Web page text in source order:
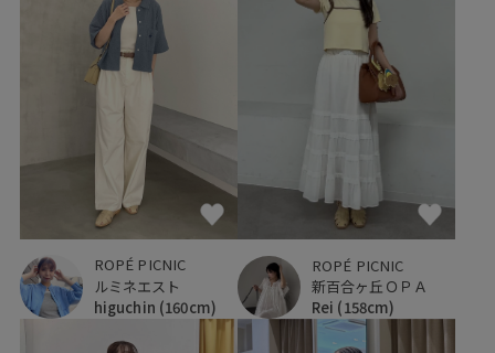
ROPÉ PICNIC
ルミネエスト
higuchin (160cm)
ROPÉ PICNIC
新百合ヶ丘ＯＰＡ
Rei (158cm)